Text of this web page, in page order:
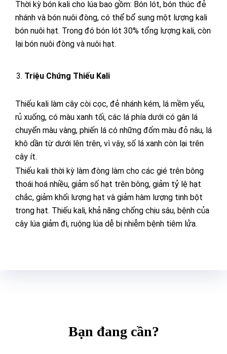
Thời kỳ bón kali cho lúa bao gồm: Bón lót, bón thúc đẻ
nhánh và bón nuôi đòng, có thể bổ sung một lượng kali
bón nuôi hạt. Trong đó bón lót 30% tổng lượng kali, còn
lại bón nuôi đòng và nuôi hạt.
Triệu Chứng Thiếu Kali
Thiếu kali làm cây còi cọc, đẻ nhánh kém, lá mềm yếu,
rủ xuống, có màu xanh tối, các lá phía dưới có gân lá
chuyển màu vàng, phiến lá có những đốm màu đỏ nâu, lá
khô dần từ dưới lên trên, vì vậy, số lá xanh còn lại trên
cây ít.
Thiếu kali thời kỳ làm đòng làm cho các gié trên bông
thoái hoá nhiều, giảm số hạt trên bông, giảm tỷ lệ hạt
chắc, giảm khối lượng hạt và giảm hàm lượng tinh bột
trong hạt. Thiếu kali, khả năng chống chịu sâu, bệnh của
cây lúa giảm đi, ruộng lúa dễ bị nhiễm bệnh tiêm lửa.
Bạn đang cần?